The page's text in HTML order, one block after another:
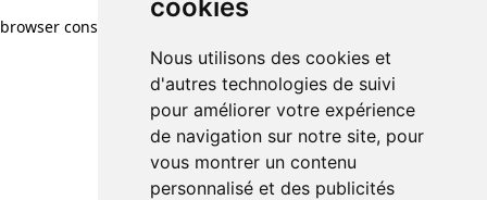
cookies
Nous utilisons des cookies et
d'autres technologies de suivi
pour améliorer votre expérience
de navigation sur notre site, pour
vous montrer un contenu
personnalisé et des publicités
browser console for more information)